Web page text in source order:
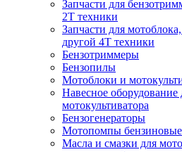
Запчасти для
2Т техники
Запчасти для
другой 4Т техники
Бензотриммеры
Бензопилы
Мотоблоки и
Навесное оборудование
мотокультиватора
Бензогенераторы
Мотопомпы бензиновые
Масла и смазки для